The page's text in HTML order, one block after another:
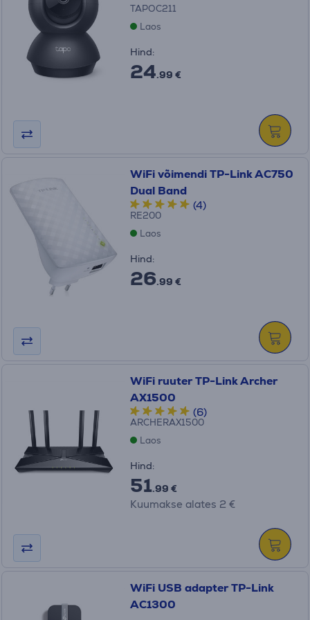
TAPOC211
Laos
Hind:
24.99 €
WiFi võimendi TP-Link AC750
Dual Band
(4)
RE200
Laos
Hind:
26.99 €
WiFi ruuter TP-Link Archer
AX1500
(6)
ARCHERAX1500
Laos
Hind:
51.99 €
Kuumakse alates 2 €
WiFi USB adapter TP-Link
AC1300